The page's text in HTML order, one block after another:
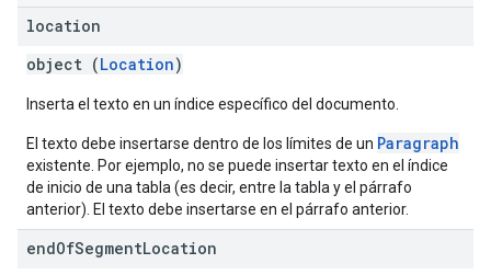
location
object (Location)
Inserta el texto en un índice específico del documento.
El texto debe insertarse dentro de los límites de un Paragraph
existente. Por ejemplo, no se puede insertar texto en el índice
de inicio de una tabla (es decir, entre la tabla y el párrafo
anterior). El texto debe insertarse en el párrafo anterior.
endOfSegmentLocation